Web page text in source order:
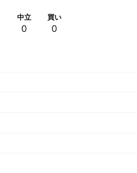
中立
0
買い
0